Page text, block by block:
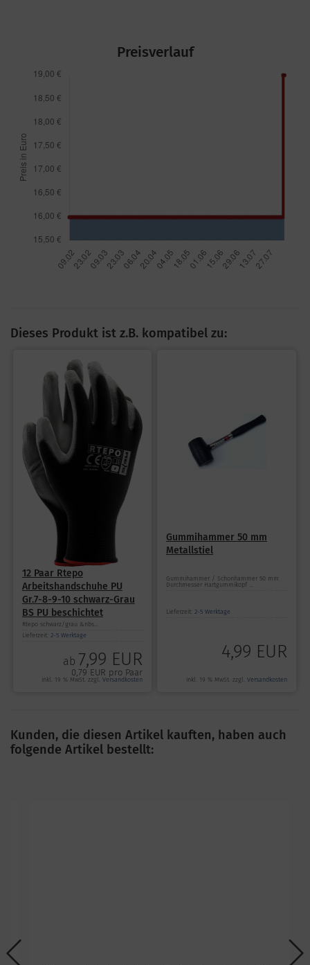
Preisverlauf
Dieses Produkt ist z.B. kompatibel zu:
12 Paar Rtepo
Arbeitshandschuhe PU
Gr.7-8-9-10 schwarz-Grau
BS PU beschichtet
Rtepo schwarz/grau &nbs...
Lieferzeit:
2-5 Werktage
ab 7,99 EUR
0,79 EUR pro Paar
inkl. 19 % MwSt. zzgl.Versandkosten
Gummihammer 50 mm
Metallstiel
Gummihammer / Schonhammer 50 mm
Durchmesser Hartgummikopf ...
Lieferzeit: 2-5 Werktage
4,99 EUR
inkl. 19 % MwSt. zzgl. Versandkosten
Kunden, die diesen Artikel kauften, haben auch
folgende Artikel bestellt: